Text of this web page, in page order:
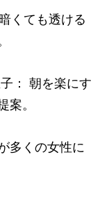
くても透ける
： 朝を楽にす
案。
多くの女性に